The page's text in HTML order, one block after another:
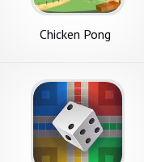
Chicken Pong